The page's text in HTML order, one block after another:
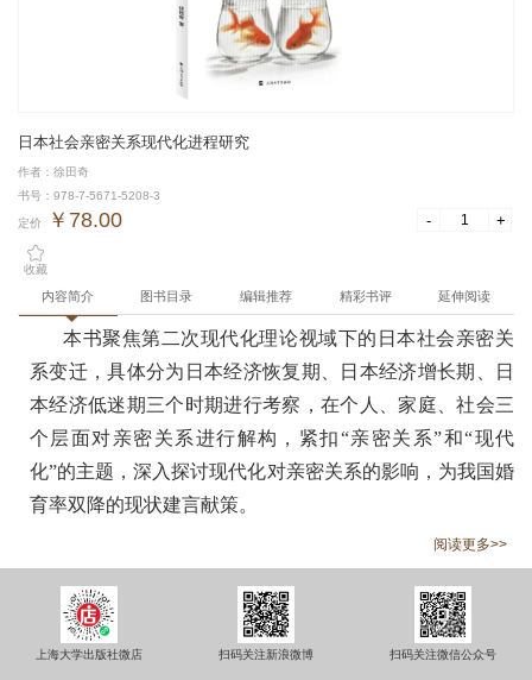
日本社会亲密关系现代化进程研究
作者：徐田奇
书号：978-7-5671-5208-3
定价 ￥78.00 - +
收藏
内容简介 图书目录 编辑推荐 精彩书评 延伸阅读
本书聚焦第二次现代化理论视域下的日本社会亲密关
系变迁，具体分为日本经济恢复期、日本经济增长期、日
本经济低迷期三个时期进行考察，在个人、家庭、社会三
个层面对亲密关系进行解构，紧扣“亲密关系”和“现代
化”的主题，深入探讨现代化对亲密关系的影响，为我国婚
育率双降的现状建言献策。
阅读更多>>
上海大学出版社微店 扫码关注新浪微博 扫码关注微信公众号